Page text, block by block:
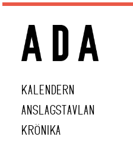
KALENDERN
ANSLAGSTAVLAN
KRÖNIKA